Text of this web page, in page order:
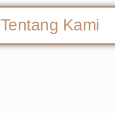
Tentang Kami